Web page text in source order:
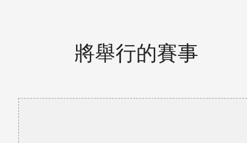
將舉行的賽事